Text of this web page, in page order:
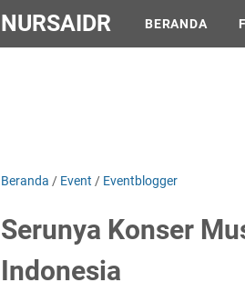
NURSAIDR BERANDA
Beranda / Event / Eventblogger
Serunya Konser
Indonesia